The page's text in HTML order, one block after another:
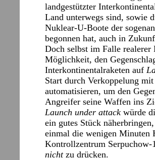
landgestützter
Land unterwegs sind, sowie
Nuklear-U-Boote der
begonnen hat, auch in
Doch selbst im Falle
Möglichkeit, den
Interkontinentalraketen auf
Start durch Verkoppelung
automatisieren, um den
Angreifer seine Waffen ins
Launch under attack würde
ein gutes Stück
einmal die wenigen Minuten
Kontrollzentrum Serpuchow-
nicht zu drücken.